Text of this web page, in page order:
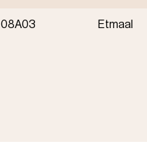
08A03 Etmaal